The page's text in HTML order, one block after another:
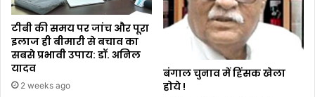
टीबी की समय पर जांच और पूरा
इलाज ही बीमारी से बचाव का
सबसे प्रभावी उपाय: डॉ. अनिल
यादव
2 weeks ago
बंगाल चुनाव में हिंसक खेला
होये !